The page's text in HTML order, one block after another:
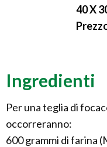
40 X
Ingredienti
Per una teglia di
occorreranno:
600 grammi di farina